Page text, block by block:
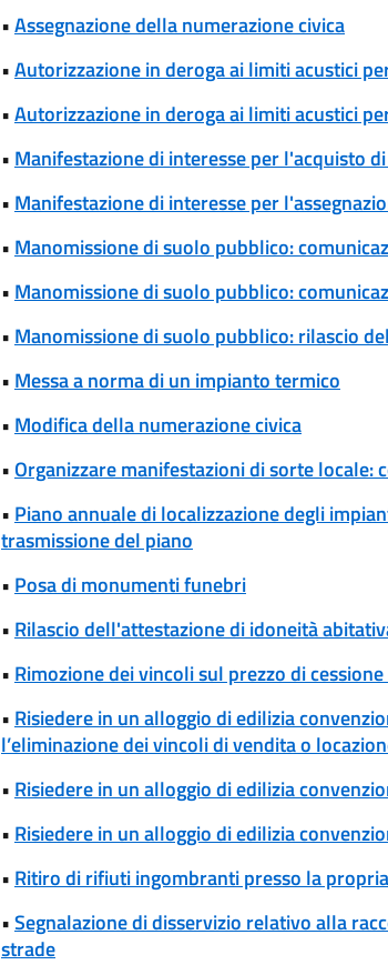
•Assegnazione della numerazione civica
•Autorizzazione in deroga ai limiti acustici
•Autorizzazione in deroga ai limiti acustici
• Manifestazione di interesse per l'acquisto
• Manifestazione di interesse per
• Manomissione di suolo pubblico:
• Manomissione di suolo pubblico:
• Manomissione di suolo pubblico: rilascio
• Messa a norma di un impianto termico
• Modifica della numerazione civica
•Organizzare manifestazioni di sorte
• Piano annuale di localizzazione degli
trasmissione del piano
• Posa di monumenti funebri
• Rilascio dell'attestazione di idoneità
• Rimozione dei vincoli sul prezzo di
• Risiedere in un alloggio di edilizia
l’eliminazione dei vincoli di vendita o
• Risiedere in un alloggio di edilizia
• Risiedere in un alloggio di edilizia
• Ritiro di rifiuti ingombranti presso la
•Segnalazione di disservizio relativo alla
strade